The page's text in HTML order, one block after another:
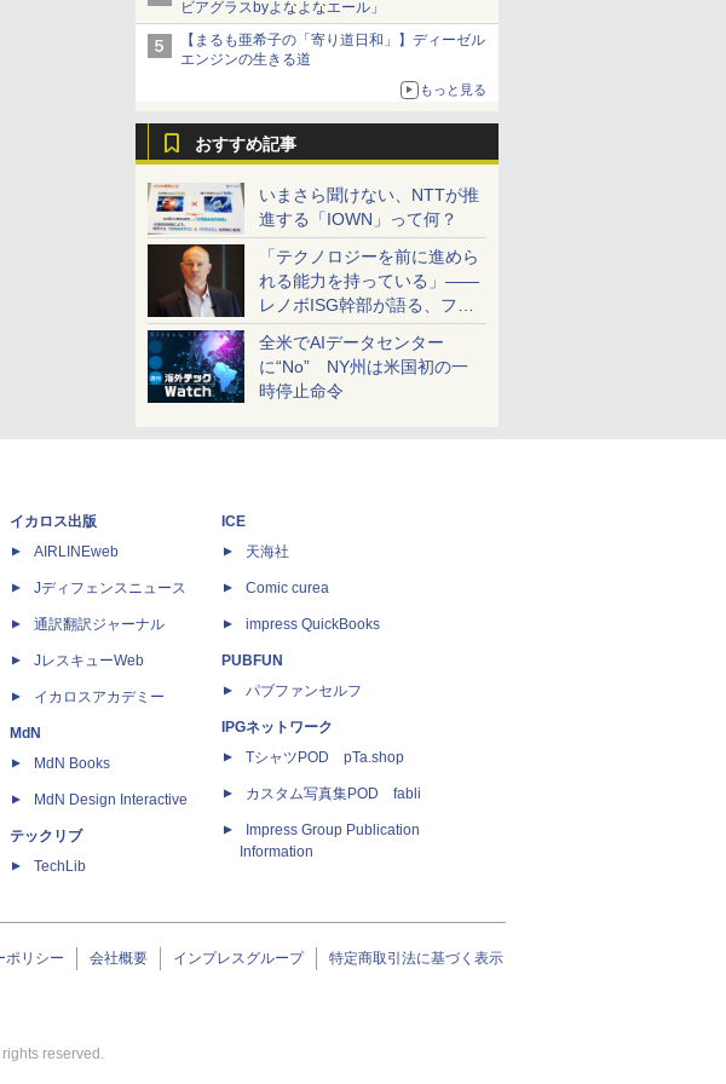
ビアグラスbyよなよなエール」
【まるも亜希子の「寄り道日和」】ディーゼル
エンジンの生きる道
もっと見る
おすすめ記事
いまさら聞けない、NTTが推
進する「IOWN」って何？
「テクノロジーを前に進めら
れる能力を持っている」――
レノボISG幹部が語る、フル
スタックと水冷技術の強み
全米でAIデータセンター
に“No” NY州は米国初の一
時停止命令
イカロス出版
AIRLINEweb
Jディフェンスニュース
通訳翻訳ジャーナル
JレスキューWeb
イカロスアカデミー
MdN
MdN Books
MdN Design Interactive
テックリブ
TechLib
ICE
天海社
Comic curea
impress QuickBooks
PUBFUN
パブファンセルフ
IPGネットワーク
TシャツPOD pTa.shop
カスタム写真集POD fabli
Impress Group Publication
Information
ポリシー 会社概要 インプレスグループ 特定商取引法に基づく表示
rights reserved.